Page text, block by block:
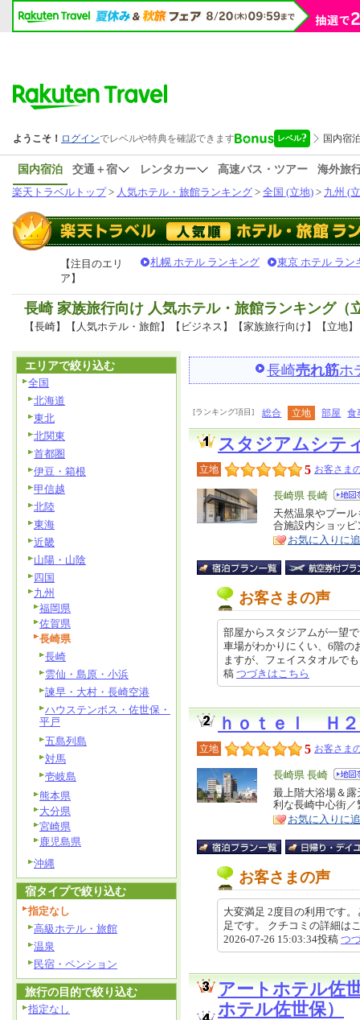
国内宿泊 交通＋宿 レンタカー 高速バス・ツアー
海外旅
楽天トラベルトップ> 人気ホテル・旅館ランキング > 全国 (立地) > 九州 (
【注目のエリ
ア】
札幌 ホテル ランキング 東京 ホテル ラン
長崎 家族旅行向け 人気ホテル・旅館ランキング（
【長崎】【人気ホテル・旅館】【ビジネス】【家族旅行向け】【立地】
長崎売れ筋ホ
[ランキング項目] 総合 立地 部屋 食
スタジアムシテ
立地 5 お客さま
エ
リ
ア
長崎県 長崎
特
徴
天然温泉やプー
合施設内ショッ
お気に入りに
お客さまの声
部屋からスタジアムが一望
車場がわかりにくい、6階の
ますが、フェイスタオルで
稿 つづきはこちら
ｈｏｔｅｌ Ｈ
立地 5 お客さま
エ
リ
ア
長崎県 長崎
特
徴
最上階大浴場＆
利な長崎中心街
お気に入りに
お客さまの声
大変満足 2度目の利用です
足です。 クチコミの詳細
2026-07-26 15:03:34投稿 つ
アートホテル佐
ホテル佐世保）
エリアで絞り込む
全国
北海道
東北
北関東
首都圏
伊豆・箱根
甲信越
北陸
東海
近畿
山陽・山陰
四国
九州
福岡県
佐賀県
長崎県
長崎
雲仙・島原・小浜
諫早・大村・長崎空港
ハウステンボス・佐世保・
平戸
五島列島
対馬
壱岐島
熊本県
大分県
宮崎県
鹿児島県
沖縄
宿タイプで絞り込む
指定なし
高級ホテル・旅館
温泉
民宿・ペンション
旅行の目的で絞り込む
指定なし